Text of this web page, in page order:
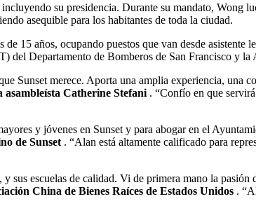
su presidencia. Durante su mandato, Wong
asequible para los habitantes de toda la ciudad.
15 años, ocupando puestos que van desde asistente
del Departamento de Bomberos de San Francisco y
Sunset merece. Aporta una amplia experiencia, una
asambleísta Catherine Stefani . “Confío en que
y jóvenes en Sunset y para abogar en el
de Sunset . “Alan está altamente calificado para
sus escuelas de calidad. Vi de primera mano la
China de Bienes Raíces de Estados Unidos .